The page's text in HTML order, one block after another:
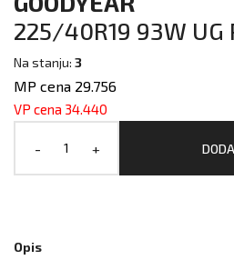
225/40R19 93W UG
Na stanju: 3
MP cena 29.756
VP cena 34.440
- +
Opis